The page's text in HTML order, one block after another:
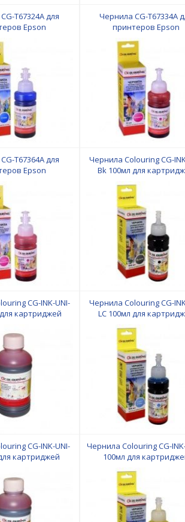
T67324A для
Epson
L801/L805/L810/L850/L1800
Cyan 70 мл
Чернила CG-T67334A
принтеров Epson
L100/L210/L800/L801/L805/
на водной основе
мл Colouring
T67364A для
Epson
Magenta 70 мл
Чернила Colouring CG-
Bk 100мл для
CG-INK-UNI-
картриджей
Чернила Colouring CG-
LС 100мл для
CG-INK-UNI-
картриджей
Чернила Colouring CG-
100мл для